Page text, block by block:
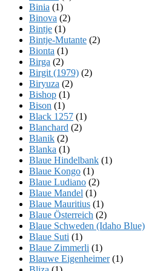
Binia (1)
Binova (2)
Bintje (1)
Bintje-Mutante (2)
Bionta (1)
Birga (2)
Birgit (1979) (2)
Biryuza (2)
Bishop (1)
Bison (1)
Black 1257 (1)
Blanchard (2)
Blanik (2)
Blanka (1)
Blaue Hindelbank (1)
Blaue Kongo (1)
Blaue Ludiano (2)
Blaue Mandel (1)
Blaue Mauritius (1)
Blaue Österreich (2)
Blaue Schweden (Idaho Blue)
Blaue Suti (1)
Blaue Zimmerli (1)
Blauwe Eigenheimer(1)